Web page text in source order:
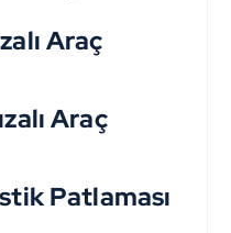
Araç
Araç
Patlaması